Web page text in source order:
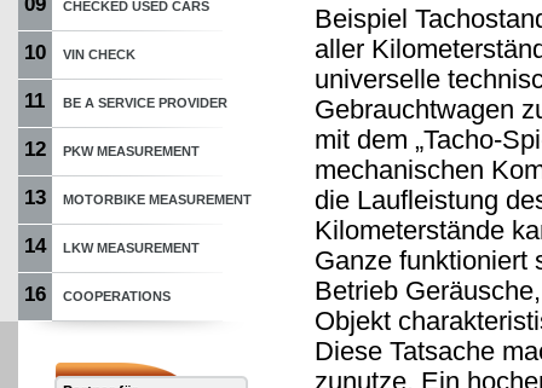
CHECKED USED CARS
10 VIN CHECK
11 BE A SERVICE PROVIDER
12 PKW MEASUREMENT
13 MOTORBIKE MEASUREMENT
14 LKW MEASUREMENT
16 COOPERATIONS
Beispiel
aller
universelle
Gebrauchtwagen
mit dem „Tacho-
mechanischen
die Laufleistung
Kilometerstände
Ganze funktioniert
Betrieb
Objekt
Diese Tatsache
zunutze. Ein